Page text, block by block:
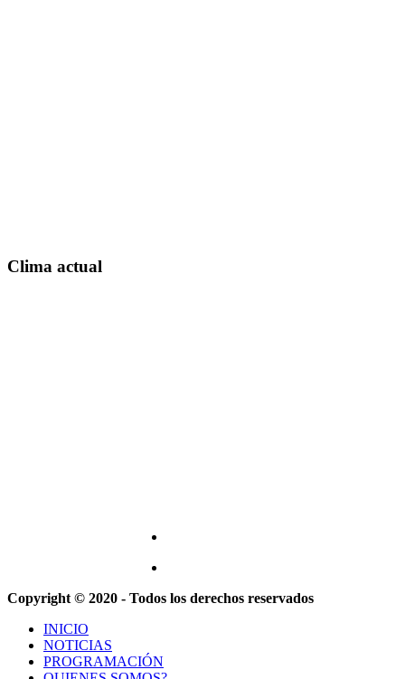
Clima actual
Copyright © 2020 - Todos los derechos reservados
INICIO
NOTICIAS
PROGRAMACIÓN